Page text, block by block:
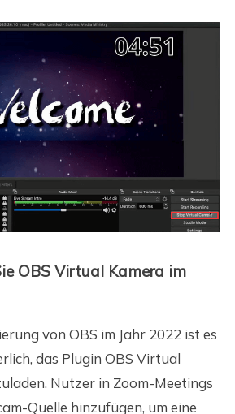
OBS Virtual Kamera im
von OBS im Jahr 2022 ist es
das Plugin OBS Virtual
Nutzer in Zoom-Meetings
Quelle hinzufügen, um eine